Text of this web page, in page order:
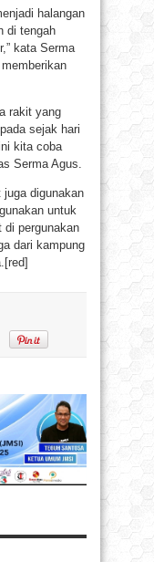
halangan
di tengah
kata Serma
rakit yang
sejak hari
kita coba
Serma Agus.
juga digunakan
untuk
di pergunakan
dari kampung